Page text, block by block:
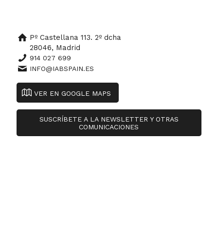
Pº Castellana 113. 2º dcha
28046, Madrid
914 027 699
INFO@IABSPAIN.ES
VER EN GOOGLE MAPS
SUSCRÍBETE A LA NEWSLETTER Y OTRAS
COMUNICACIONES